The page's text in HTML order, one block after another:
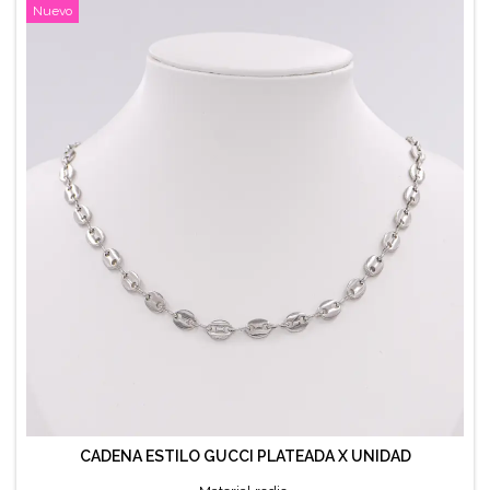
Nuevo
CADENA ESTILO GUCCI PLATEADA X UNIDAD